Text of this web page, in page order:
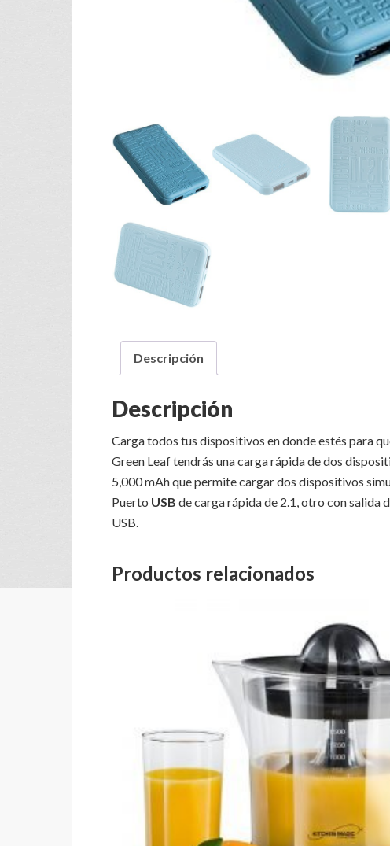
Descripción
Descripción
Carga todos tus dispositivos en donde estés para
Green Leaf tendrás una carga rápida de dos
5,000 mAh que permite cargar dos dispositivos
Puerto USB de carga rápida de 2.1, otro con salida
USB.
Productos relacionados